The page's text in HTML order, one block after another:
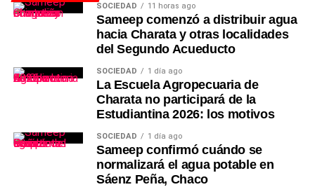
SOCIEDAD 11 horas ago
Sameep comenzó a distribuir agua
hacia Charata y otras localidades
del Segundo Acueducto
SOCIEDAD 1 día ago
La Escuela Agropecuaria de
Charata no participará de la
Estudiantina 2026: los motivos
SOCIEDAD 1 día ago
Sameep confirmó cuándo se
normalizará el agua potable en
Sáenz Peña, Chaco